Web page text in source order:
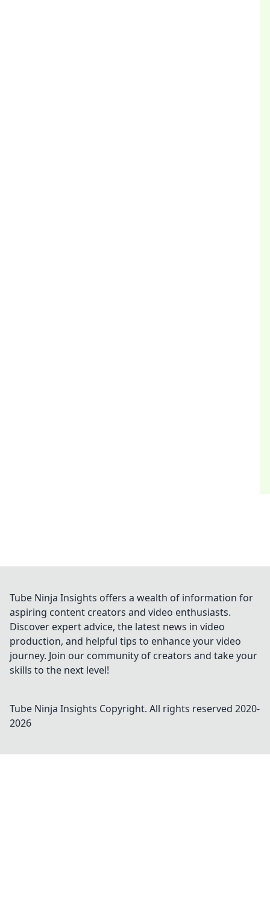
Tube Ninja Insights offers a wealth of information for
aspiring content creators and video enthusiasts.
Discover expert advice, the latest news in video
production, and helpful tips to enhance your video
journey. Join our community of creators and take your
skills to the next level!
Tube Ninja Insights Copyright. All rights reserved 2020-
2026